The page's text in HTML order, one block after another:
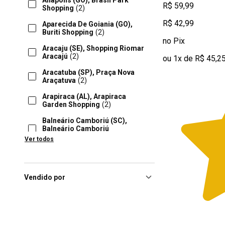
Shopping (2)
Aparecida De Goiania (GO),
Buriti Shopping (2)
Aracaju (SE), Shopping Riomar
Aracajú (2)
Aracatuba (SP), Praça Nova
Araçatuva (2)
Arapiraca (AL), Arapiraca
Garden Shopping (2)
Balneário Camboriú (SC),
Balneário Camboriú
Shopping
Barueri (SP), Shopping
Ver todos
Vendido por
R$ 59,99
R$ 42,99
no Pix
ou 1x de R$